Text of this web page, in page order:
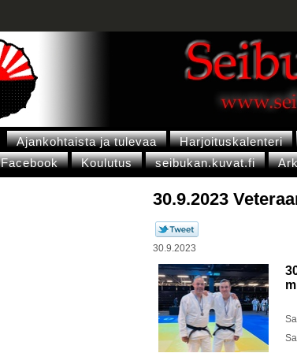
Ajankohtaista ja tulevaa Harjoituskalenteri
Facebook Koulutus seibukan.kuvat.fi
30.9.2023
30.9.2023